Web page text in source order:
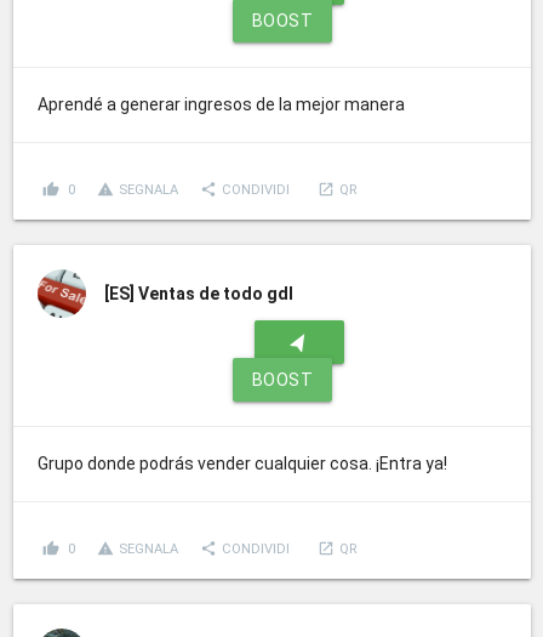
BOOST
Aprendé a generar ingresos de la mejor manera
thumb_up 0 report_problem SEGNALA share CONDIVIDI launch QR
[ES] Ventas de todo gdl
navigation
BOOST
Grupo donde podrás vender cualquier cosa. ¡Entra ya!
thumb_up 0 report_problem SEGNALA share CONDIVIDI launch QR